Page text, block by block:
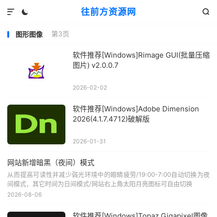
往前方资源网
 

图形图像 第3页
软件推荐[Windows]Rimage GUI(批量压缩
图片) v2.0.0.7
2026-02-02
软件推荐[Windows]Adobe Dimension
2026(4.1.7.4712)破解版
2026-01-31
网站新增暗黑（夜间）模式
从而提高可读性并减少弱光环境中的眼睛疲劳/19:00-7:00自动切换为夜
间模式，其它时间为日间模式/网站右上角太阳月亮图标可自由切换
2026-08-06